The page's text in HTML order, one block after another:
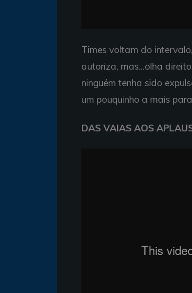
Times voltam do
autoriza, mas...olha
ninguém tenha sido
um pouquinho a mais
DAS VAIAS AOS